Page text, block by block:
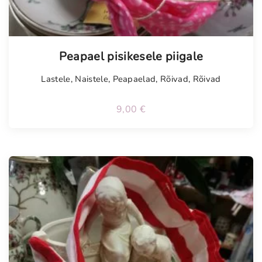
u
s
Peapael pisikesele piigale
Lastele, Naistele, Peapaelad, Rõivad, Rõivad
9,00 €